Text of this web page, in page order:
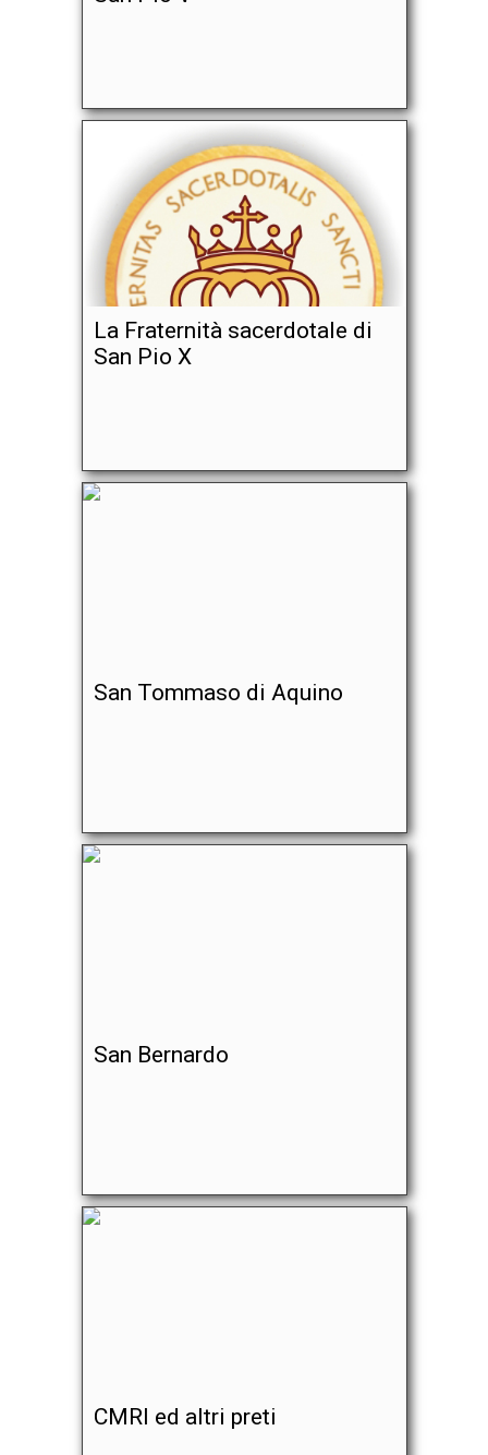
La Fraternità sacerdotale di
San Pio X
San Tommaso di Aquino
San Bernardo
CMRI ed altri preti